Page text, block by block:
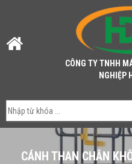
CÔNG TY TNHH
NGHIỆP
CÁNH THAN CHÂN